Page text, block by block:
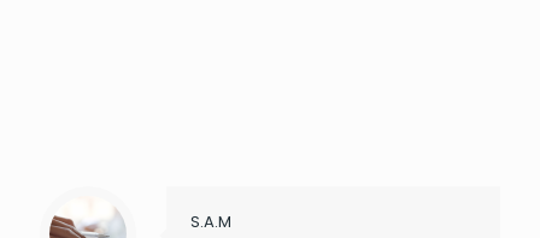
S.A.M